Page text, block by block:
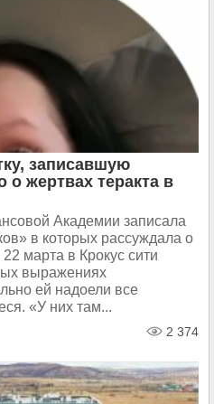
записавшую
о жертвах теракта в
Академии записала
в которых рассуждала о
марта в Крокус сити
выражениях
ей надоели все
«У них там...
2 374